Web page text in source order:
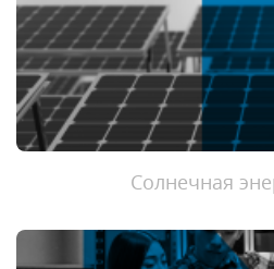
Солнечная